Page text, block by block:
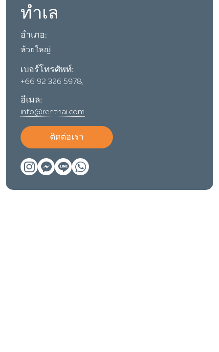
ทำเล
อำเภอ:
ห้วยใหญ่
เบอร์โทรศัพท์:
+66 92 326 5978,
อีเมล:
info@renthai.com
ติดต่อเรา